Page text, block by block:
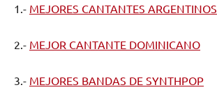
1.- MEJORES CANTANTES ARGENTINOS
2.- MEJOR CANTANTE DOMINICANO
3.- MEJORES BANDAS DE SYNTHPOP